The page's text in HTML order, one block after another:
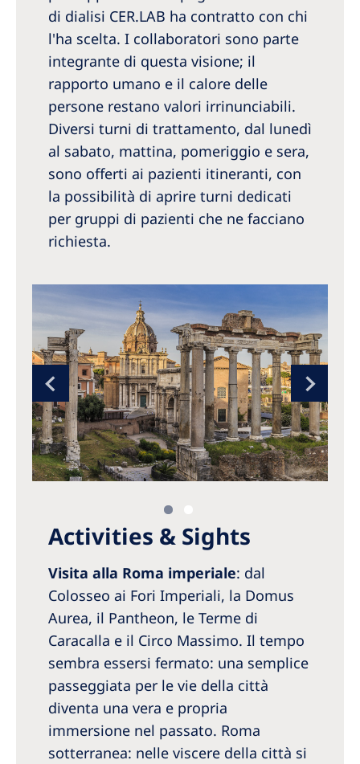
di dialisi CER.LAB ha contratto con chi
l'ha scelta. I collaboratori sono parte
integrante di questa visione; il
rapporto umano e il calore delle
persone restano valori irrinunciabili.
Diversi turni di trattamento, dal lunedì
al sabato, mattina, pomeriggio e sera,
sono offerti ai pazienti itineranti, con
la possibilità di aprire turni dedicati
per gruppi di pazienti che ne facciano
richiesta.
Activities & Sights
Visita alla Roma imperiale: dal
Colosseo ai Fori Imperiali, la Domus
Aurea, il Pantheon, le Terme di
Caracalla e il Circo Massimo. Il tempo
sembra essersi fermato: una semplice
passeggiata per le vie della città
diventa una vera e propria
immersione nel passato. Roma
sotterranea: nelle viscere della città si